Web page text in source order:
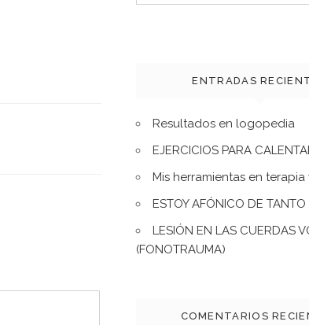
ENTRADAS
Resultados en logopedia
EJERCICIOS PARA
Mis herramientas en
ESTOY AFÓNICO DE TANTO
LESIÓN EN LAS CUERDAS
(FONOTRAUMA)
COMENTARIOS